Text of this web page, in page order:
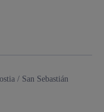
/ San Sebastián